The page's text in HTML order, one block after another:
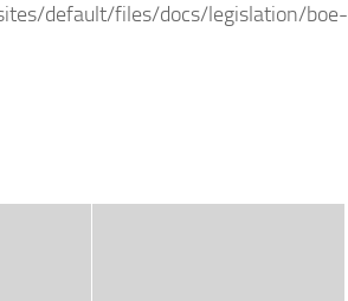
default/files/docs/legislation/boe-